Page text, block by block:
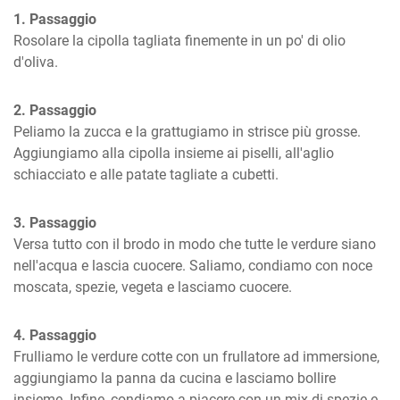
1. Passaggio
Rosolare la cipolla tagliata finemente in un po' di olio
d'oliva.
2. Passaggio
Peliamo la zucca e la grattugiamo in strisce più grosse.
Aggiungiamo alla cipolla insieme ai piselli, all'aglio
schiacciato e alle patate tagliate a cubetti.
3. Passaggio
Versa tutto con il brodo in modo che tutte le verdure siano
nell'acqua e lascia cuocere. Saliamo, condiamo con noce
moscata, spezie, vegeta e lasciamo cuocere.
4. Passaggio
Frulliamo le verdure cotte con un frullatore ad immersione,
aggiungiamo la panna da cucina e lasciamo bollire